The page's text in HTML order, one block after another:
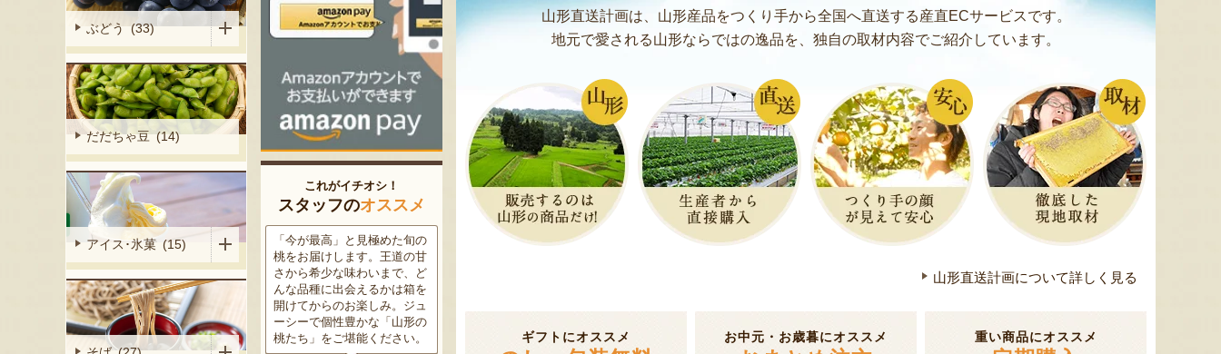
山形直送計画は、山形産品をつくり手から全国へ直送する産直ECサービスです。
地元で愛される山形ならではの逸品を、独自の取材内容でご紹介しています。
山形直送計画について詳しく見る
ギフトにオススメ お中元・お歳暮にオススメ 重い商品にオススメ
ぶどう (33)
だだちゃ豆 (14)
アイス･氷菓 (15)
これがイチオシ！
スタッフのオススメ
「今が最高」と見極めた旬の
桃をお届けします。王道の甘
さから希少な味わいまで、ど
んな品種に出会えるかは箱を
開けてからのお楽しみ。ジュ
ーシーで個性豊かな「山形の
桃たち」をご堪能ください。
米沢牛は、非常に厳しい条件
をクリアした最高級のブラン
ド牛。美しいサシ・きめ細か
な肉質・とろける食感・濃厚
な旨味、すべてが抜群です。
高級感のある黒化粧箱入りの
ため、大切な人への贈り物に
三和油脂の看板商品「まいに
使いたくなること間違いなし
果樹栽培が盛んな東根市で育
時期に旬の品種をお届けしま
色とりどりのフルーツがぎゅ
ー」。色をテーマに、素材の
組み合わせやカットの仕方に
は、大切な方への贈り物にも
寒河江市の肥沃な大地で育っ
の」。存在感のある大きさ
と、果物にも負けない濃厚な
まにお届けします。